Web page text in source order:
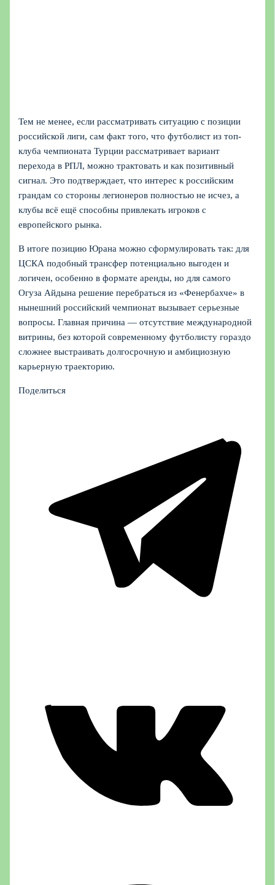
Тем не менее, если рассматривать ситуацию с позиции
российской лиги, сам факт того, что футболист из топ-
клуба чемпионата Турции рассматривает вариант
перехода в РПЛ, можно трактовать и как позитивный
сигнал. Это подтверждает, что интерес к российским
грандам со стороны легионеров полностью не исчез, а
клубы всё ещё способны привлекать игроков с
европейского рынка.
В итоге позицию Юрана можно сформулировать так: для
ЦСКА подобный трансфер потенциально выгоден и
логичен, особенно в формате аренды, но для самого
Огуза Айдына решение перебраться из «Фенербахче» в
нынешний российский чемпионат вызывает серьезные
вопросы. Главная причина — отсутствие международной
витрины, без которой современному футболисту гораздо
сложнее выстраивать долгосрочную и амбициозную
карьерную траекторию.
Поделиться